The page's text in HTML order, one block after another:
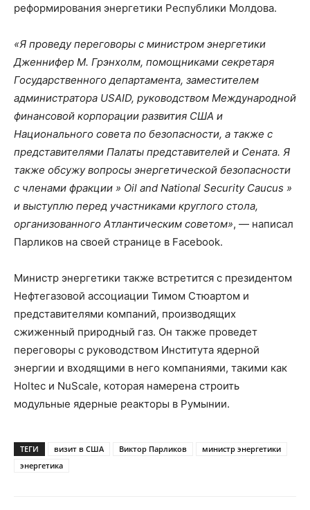
реформирования энергетики Республики Молдова.
«Я проведу переговоры с министром энергетики
Дженнифер М. Грэнхолм, помощниками секретаря
Государственного департамента, заместителем
администратора USAID, руководством Международной
финансовой корпорации развития США и
Национального совета по безопасности, а также с
представителями Палаты представителей и Сената. Я
также обсужу вопросы энергетической безопасности
с членами фракции » Oil and National Security Caucus »
и выступлю перед участниками круглого стола,
организованного Атлантическим советом», — написал
Парликов на своей странице в Facebook.
Министр энергетики также встретится с президентом
Нефтегазовой ассоциации Тимом Стюартом и
представителями компаний, производящих
сжиженный природный газ. Он также проведет
переговоры с руководством Института ядерной
энергии и входящими в него компаниями, такими как
Holtec и NuScale, которая намерена строить
модульные ядерные реакторы в Румынии.
ТЕГИ визит в США Виктор Парликов
министр энергетики
энергетика